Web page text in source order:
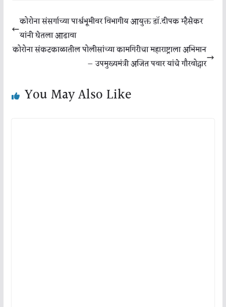
कोरोना संसर्गाच्या पार्श्वभूमीवर विभागीय आयुक्त डॉ.दीपक म्हैसेकर
यांनी घेतला आढावा
कोरोना संकटकाळातील पोलीसांच्या कामगिरीचा महाराष्ट्राला अभिमान
— उपमुख्यमंत्री अजित पवार यांचे गौरवोद्गार
You May Also Like